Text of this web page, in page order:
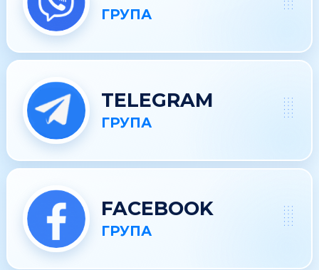
ГРУПА
TELEGRAM
ГРУПА
FACEBOOK
ГРУПА